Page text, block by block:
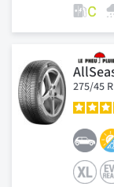
275/45